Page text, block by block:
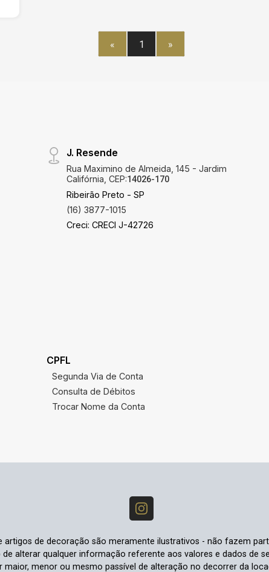
« 1 »
J. Resende
Rua Maximino de Almeida, 145 - Jardim
Califórnia, CEP:14026-170
Ribeirão Preto - SP
(16) 3877-1015
Creci: CRECI J-42726
CPFL
Segunda Via de Conta
Consulta de Débitos
Trocar Nome da Conta
artigos de decoração são meramente ilustrativos - não fazem
alterar qualquer informação referente aos valores e dados de
menor ou mesmo passível de alteração no decorrer da